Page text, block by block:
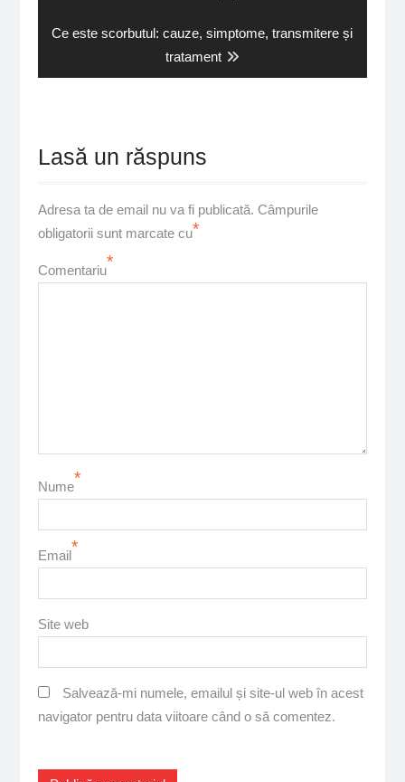
Next
Ce este scorbutul: cauze, simptome, transmitere și
tratament
Lasă un răspuns
Adresa ta de email nu va fi publicată. Câmpurile
obligatorii sunt marcate cu*
Comentariu*
Nume*
Email*
Site web
Salvează-mi numele, emailul și site-ul web în acest
navigator pentru data viitoare când o să comentez.